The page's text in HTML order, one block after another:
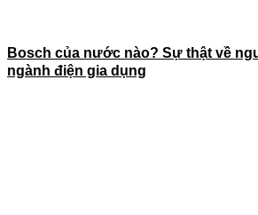
Bosch của nước nào? Sự thật về
ngành điện gia dụng